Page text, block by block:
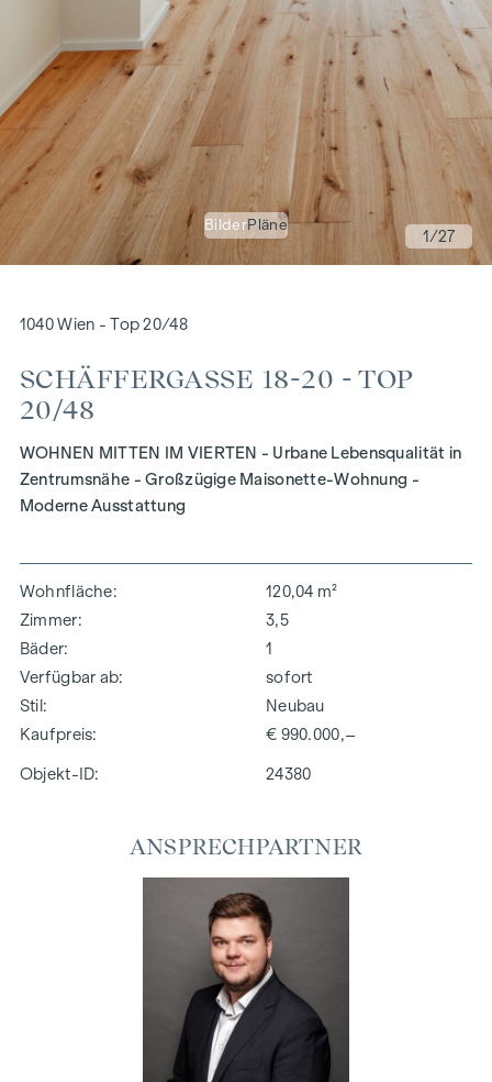
BilderPläne
1/27
1040 Wien - Top 20/48
SCHÄFFERGASSE 18-20 - TOP
20/48
WOHNEN MITTEN IM VIERTEN - Urbane Lebensqualität in
Zentrumsnähe - Großzügige Maisonette-Wohnung -
Moderne Ausstattung
Wohnfläche
120,04 m²
Zimmer
3,5
Bäder
1
Verfügbar ab
sofort
Stil
Neubau
Kaufpreis
€ 990.000,–
Objekt-ID: 24380
ANSPRECHPARTNER